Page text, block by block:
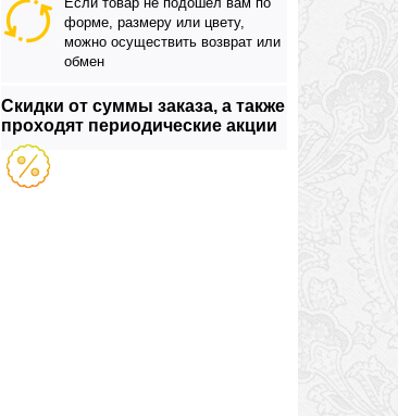
форме, размеру или цвету,
можно осуществить возврат или
обмен
Скидки от суммы заказа, а также
проходят периодические акции